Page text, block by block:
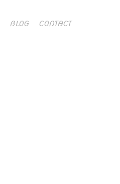
BLOG CONTACT